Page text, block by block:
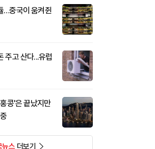
…중국이 움켜쥔
주고 산다...유럽
콩'은 끝났지만
뉴스더보기